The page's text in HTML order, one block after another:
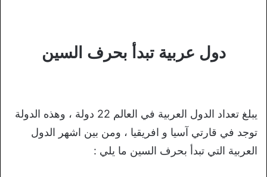
دول عربية تبدأ بحرف السين
يبلغ تعداد الدول العربية في العالم 22 دولة ، وهذه الدولة
توجد في قارتي آسيا و افريقيا ، ومن بين اشهر الدول
العربية التي تبدأ بحرف السين ما يلي :